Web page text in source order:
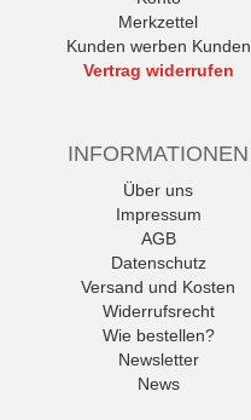
Merkzettel
Kunden werben Kunden
Vertrag widerrufen
INFORMATIONEN
Über uns
Impressum
AGB
Datenschutz
Versand und Kosten
Widerrufsrecht
Wie bestellen?
Newsletter
News